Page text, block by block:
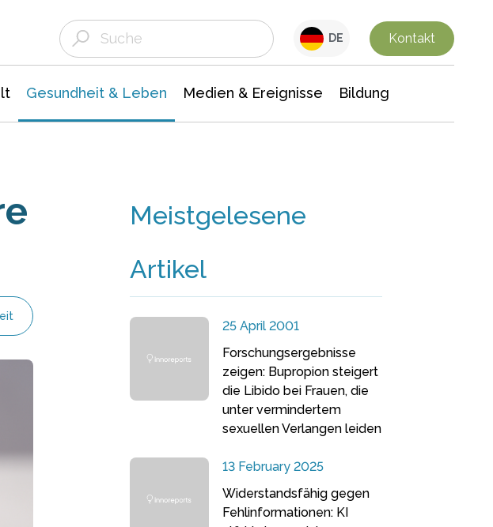
DE Kontakt
Gesundheit & Leben Medien & Ereignisse Bildung
Meistgelesene
Artikel
25 April 2001
Forschungsergebnisse
zeigen: Bupropion steigert
die Libido bei Frauen, die
unter vermindertem
sexuellen Verlangen leiden
13 February 2025
Widerstandsfähig gegen
Fehlinformationen: KI